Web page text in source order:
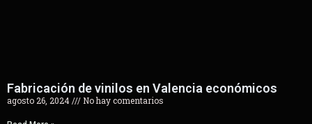
Fabricación de vinilos en Valencia económicos
agosto 26, 2024 No hay comentarios